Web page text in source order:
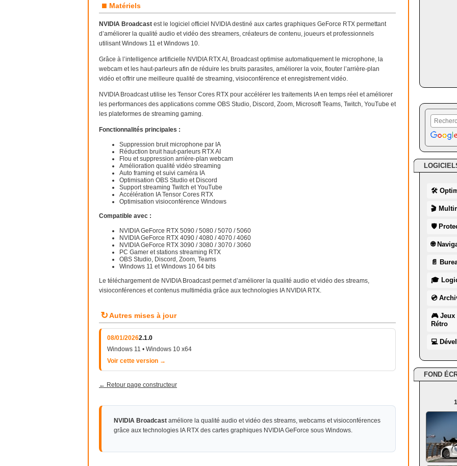
■ Matériels
NVIDIA Broadcast est le logiciel officiel NVIDIA destiné aux cartes graphiques GeForce RTX permettant
d’améliorer la qualité audio et vidéo des streamers, créateurs de contenu, joueurs et professionnels
utilisant Windows 11 et Windows 10.
Grâce à l’intelligence artificielle NVIDIA RTX AI, Broadcast optimise automatiquement le microphone, la
webcam et les haut-parleurs afin de réduire les bruits parasites, améliorer la voix, flouter l’arrière-plan
vidéo et offrir une meilleure qualité de streaming, visioconférence et enregistrement vidéo.
NVIDIA Broadcast utilise les Tensor Cores RTX pour accélérer les traitements IA en temps réel et améliorer
les performances des applications comme OBS Studio, Discord, Zoom, Microsoft Teams, Twitch, YouTube et
les plateformes de streaming gaming.
Fonctionnalités principales :
Suppression bruit microphone par IA
Réduction bruit haut-parleurs RTX AI
Flou et suppression arrière-plan webcam
Amélioration qualité vidéo streaming
Auto framing et suivi caméra IA
Optimisation OBS Studio et Discord
Support streaming Twitch et YouTube
Accélération IA Tensor Cores RTX
Optimisation visioconférence Windows
Compatible avec :
NVIDIA GeForce RTX 5090 / 5080 / 5070 / 5060
NVIDIA GeForce RTX 4090 / 4080 / 4070 / 4060
NVIDIA GeForce RTX 3090 / 3080 / 3070 / 3060
PC Gamer et stations streaming RTX
OBS Studio, Discord, Zoom, Teams
Windows 11 et Windows 10 64 bits
Le téléchargement de NVIDIA Broadcast permet d’améliorer la qualité audio et vidéo des streams,
visioconférences et contenus multimédia grâce aux technologies IA NVIDIA RTX.
↻Autres mises à jour
08/01/20262.1.0
Windows 11 • Windows 10 x64
Voir cette version →
← Retour page constructeur
NVIDIA Broadcast améliore la qualité audio et vidéo des streams, webcams et visioconférences
grâce aux technologies IA RTX des cartes graphiques NVIDIA GeForce sous Windows.
🛠
🎬
🛡
🌐
📄
🎓
💿
🎮 Jeux
Rétro
💻
FOND